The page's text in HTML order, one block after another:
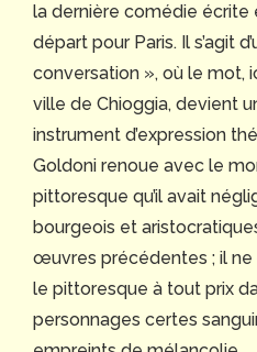
la dernière comédie écrite
départ pour Paris. Il s’agit
conversation », où le mot,
ville de Chioggia, devient
instrument d’expression
Goldoni renoue avec le
pittoresque qu’il avait
bourgeois et
œuvres précédentes ; il
le pittoresque à tout prix
personnages certes